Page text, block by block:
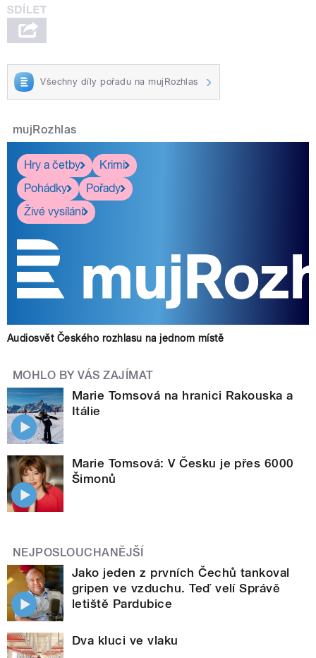
Všechny díly pořadu na mujRozhlas
mujRozhlas
Hry a četby
Krimi
Pohádky
Pořady
Živé vysílání
Audiosvět Českého rozhlasu na jednom místě
MOHLO BY VÁS ZAJÍMAT
Marie Tomsová na hranici Rakouska a
Itálie
Marie Tomsová: V Česku je přes 6000
Šimonů
NEJPOSLOUCHANĚJŠÍ
Jako jeden z prvních Čechů tankoval
gripen ve vzduchu. Teď velí Správě
letiště Pardubice
Dva kluci ve vlaku